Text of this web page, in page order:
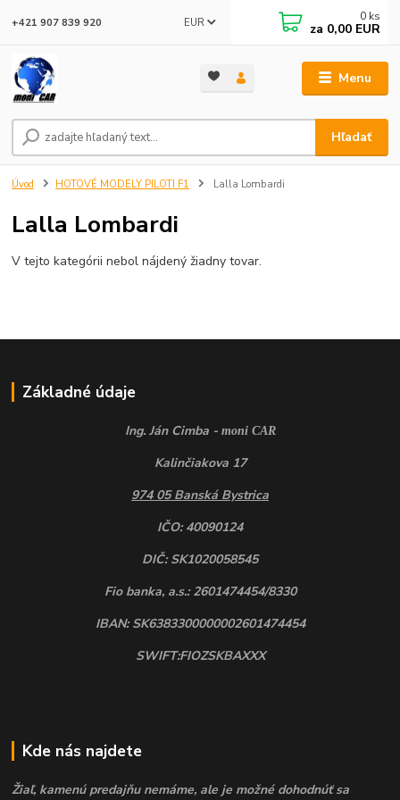
Menu
EUR
Hľadať
+421 907 839 920 0 ks
za 0,00 EUR
Úvod HOTOVÉ MODELY PILOTI F1 Lalla Lombardi
Lalla Lombardi
V tejto kategórii nebol nájdený žiadny tovar.
Základné údaje
Ing. Ján Cimba - moni CAR
Kalinčiakova 17
974 05 Banská Bystrica
IČO: 40090124
DIČ: SK1020058545
Fio banka, a.s.: 2601474454/8330
IBAN: SK6383300000002601474454
SWIFT:FIOZSKBAXXX
Kde nás najdete
Žiaľ, kamenú predajňu nemáme, ale je možné dohodnúť sa